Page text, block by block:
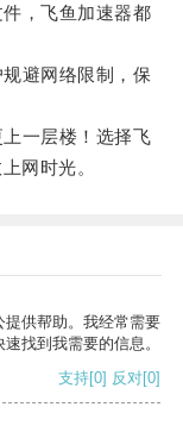
，飞鱼加速器都
避网络限制，保
一层楼！选择飞
网时光。
供帮助。我经常需要
找到我需要的信息。
支持[0] 反对[0]